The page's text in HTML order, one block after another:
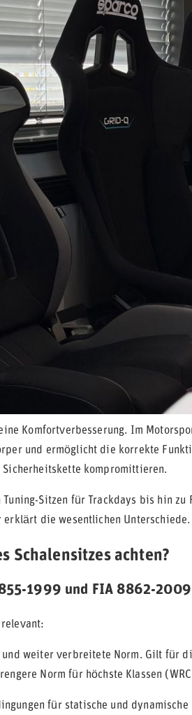
Komfortverbesserung. Im
und ermöglicht die korrekte
kompromittieren.
Sitzen für Trackdays bis hin
erklärt die wesentlichen Unterschiede.
Schalensitzes achten?
1999 und FIA 8862-2009
weiter verbreitete Norm. Gilt für
Norm für höchste Klassen
für statische und